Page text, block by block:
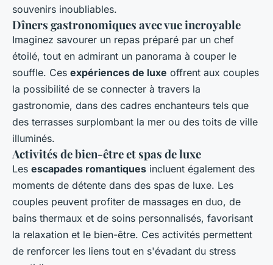
souvenirs inoubliables.
Dîners gastronomiques avec vue incroyable
Imaginez savourer un repas préparé par un chef
étoilé, tout en admirant un panorama à couper le
souffle. Ces expériences de luxe offrent aux couples
la possibilité de se connecter à travers la
gastronomie, dans des cadres enchanteurs tels que
des terrasses surplombant la mer ou des toits de ville
illuminés.
Activités de bien-être et spas de luxe
Les escapades romantiques incluent également des
moments de détente dans des spas de luxe. Les
couples peuvent profiter de massages en duo, de
bains thermaux et de soins personnalisés, favorisant
la relaxation et le bien-être. Ces activités permettent
de renforcer les liens tout en s'évadant du stress